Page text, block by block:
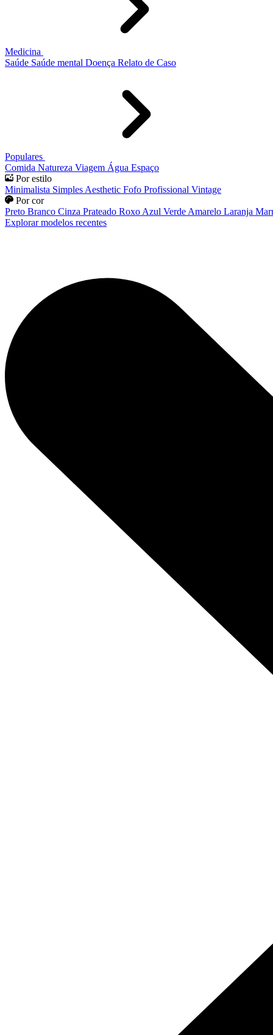
Medicina
Saúde Saúde mental Doença Relato de Caso
Populares
Comida Natureza Viagem Água Espaço
Por estilo
Minimalista Simples Aesthetic Fofo Profissional Vintage
Por cor
Preto Branco Cinza Prateado Roxo Azul Verde Amarelo Laranja
Explorar modelos recentes